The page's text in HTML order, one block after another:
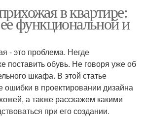
в квартире:
функциональной и
- это проблема. Негде
поставить обувь. Не говоря уже об
шкафа. В этой статье
ошибки в проектировании дизайна
а также расскажем какими
при его создании.